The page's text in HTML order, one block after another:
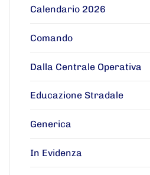
Calendario 2026
Comando
Dalla Centrale Operativa
Educazione Stradale
Generica
In Evidenza